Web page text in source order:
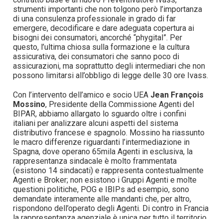
strumenti importanti che non tolgono però l’importanza
di una consulenza professionale in grado di far
emergere, decodificare e dare adeguata copertura ai
bisogni dei consumatori, ancorché “phygital”. Per
questo, l’ultima chiosa sulla formazione e la cultura
assicurativa, dei consumatori che sanno poco di
assicurazioni, ma soprattutto degli intermediari che non
possono limitarsi all’obbligo di legge delle 30 ore Ivass.
Con l’intervento dell’amico e socio UEA Jean François
Mossino, Presidente della Commissione Agenti del
BIPAR, abbiamo allargato lo sguardo oltre i confini
italiani per analizzare alcuni aspetti del sistema
distributivo francese e spagnolo. Mossino ha riassunto
le macro differenze riguardanti l’intermediazione in
Spagna, dove operano 65mila Agenti in esclusiva, la
rappresentanza sindacale è molto frammentata
(esistono 14 sindacati) e rappresenta contestualmente
Agenti e Broker; non esistono i Gruppi Agenti e molte
questioni politiche, POG e IBIPs ad esempio, sono
demandate interamente alle mandanti che, per altro,
rispondono dell’operato degli Agenti. Di contro in Francia